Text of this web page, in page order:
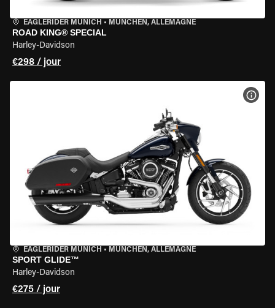
EAGLERIDER MUNICH • MÜNCHEN, ALLEMAGNE
ROAD KING® SPECIAL
Harley-Davidson
€298 / jour
EAGLERIDER MUNICH • MÜNCHEN, ALLEMAGNE
SPORT GLIDE™
Harley-Davidson
€275 / jour